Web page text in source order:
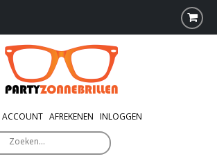
ACCOUNT AFREKENEN INLOGGEN
Zoeken…